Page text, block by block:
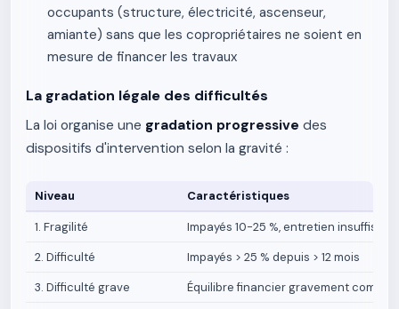
occupants (structure, électricité, ascenseur,
amiante) sans que les copropriétaires ne soient en
mesure de financer les travaux
La gradation légale des difficultés
La loi organise une gradation progressive des
dispositifs d'intervention selon la gravité :
Niveau Caractéristiques
1. Fragilité
Impayés 10-25 %, entretien
2. Difficulté
Impayés > 25 % depuis > 12 mois
3. Difficulté grave
Équilibre financier gravement